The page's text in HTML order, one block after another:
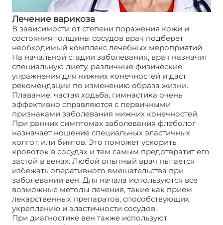
Лечение варикоза
В зависимости от степени поражения кожи и
состояния толщины сосудов врач подберет
необходимый комплекс лечебных мероприятий.
На начальной стадии заболевания, врач назначит
специальную диету, различные физические
упражнения для нижних конечностей и даст
рекомендации по изменению образа жизни.
Плавание, частая ходьба, гимнастика очень
эффективно справляются с первичными
признаками заболевания нижних конечностей.
При ранних симптомах заболевания флеболог
назначает ношение специальных эластичных
колгот, или бинтов. Это поможет ускорить
кровоток в сосудах и тем самым предотвратит его
застой в венах. Любой опытный врач пытается
избежать оперативного вмешательства при
заболевании вен. Для начала используются все
возможные методы лечения, такие как прием
лекарственных препаратов, способствующих
укреплению и эластичности сосудов.
При диагностике вен также используют